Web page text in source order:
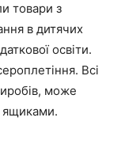
товари з
в дитячих
освіти.
Всі
може
ящиками.